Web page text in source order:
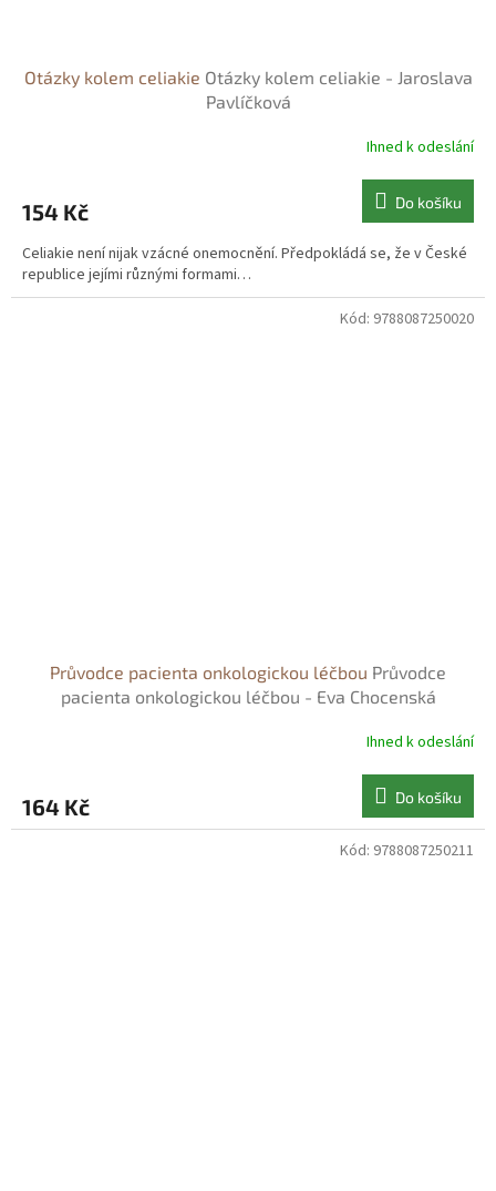
Otázky kolem celiakie Otázky kolem celiakie - Jaroslava
Pavlíčková
Ihned k odeslání
154 Kč Do košíku
Celiakie není nijak vzácné onemocnění. Předpokládá se, že v České
republice jejími různými formami…
Průvodce pacienta onkologickou léčbou Průvodce
pacienta onkologickou léčbou - Eva Chocenská
Ihned k odeslání
164 Kč Do košíku
Kód: 9788087250020
Kód: 9788087250211